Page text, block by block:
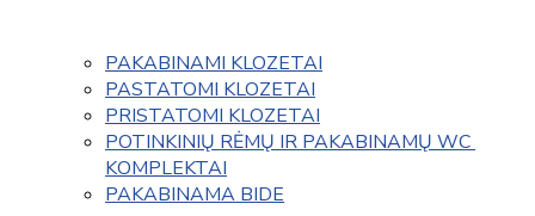
PAKABINAMI KLOZETAI
PASTATOMI KLOZETAI
PRISTATOMI KLOZETAI
POTINKINIŲ RĖMŲ IR PAKABINAMŲ WC
KOMPLEKTAI
PAKABINAMA BIDE